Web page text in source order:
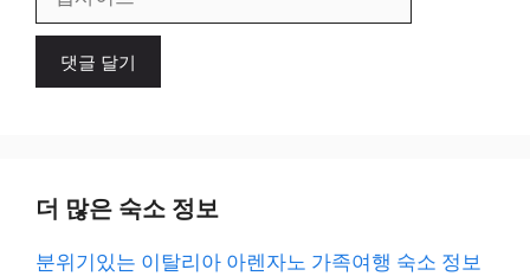
이
더 많은 숙소 정보
분위기있는 이탈리아 아렌자노 가족여행 숙소 정보